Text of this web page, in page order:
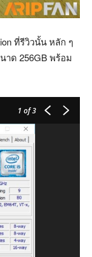
ที่รีวิวนั้น หลัก ๆ
าด 256GB พร้อม
1 of 3